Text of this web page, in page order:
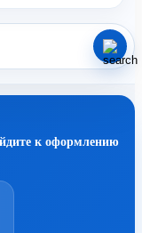
к оформлению